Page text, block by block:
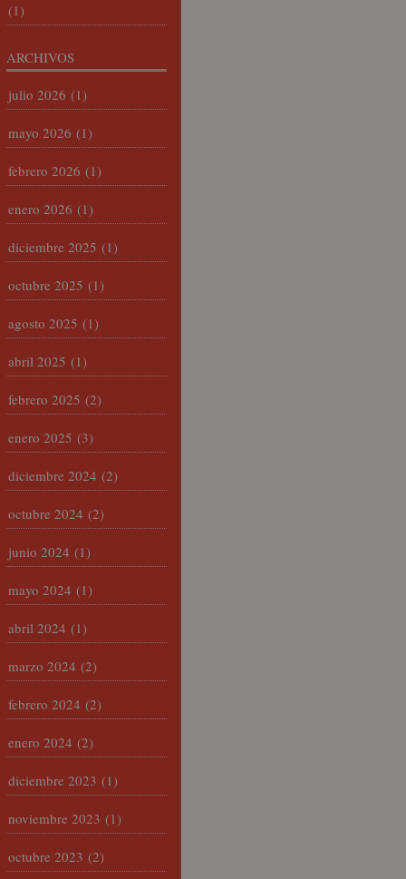
(1)
ARCHIVOS
julio 2026 (1)
mayo 2026 (1)
febrero 2026 (1)
enero 2026 (1)
diciembre 2025 (1)
octubre 2025 (1)
agosto 2025 (1)
abril 2025 (1)
febrero 2025 (2)
enero 2025 (3)
diciembre 2024 (2)
octubre 2024 (2)
junio 2024 (1)
mayo 2024 (1)
abril 2024 (1)
marzo 2024 (2)
febrero 2024 (2)
enero 2024 (2)
diciembre 2023 (1)
noviembre 2023 (1)
octubre 2023 (2)